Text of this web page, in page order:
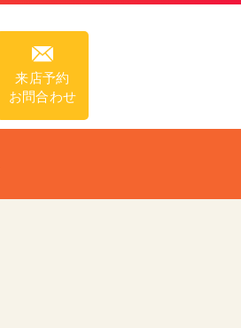
来店予約
お問合わせ